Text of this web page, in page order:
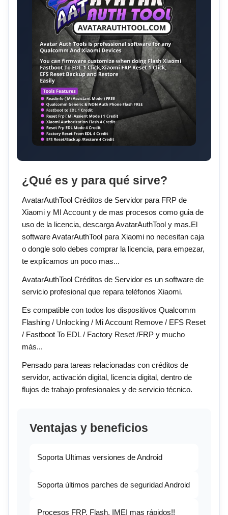
¿Qué es y para qué sirve?
AvatarAuthTool Créditos de Servidor para FRP de
Xiaomi y MI Account y de mas procesos como guia de
uso de la licencia, descarga AvatarAuthTool y mas.El
software AvatarAuthTool para Xiaomi no necesitan caja
o dongle solo debes comprar la licencia, para empezar,
te explicamos un poco mas...
AvatarAuthTool Créditos de Servidor es un software de
servicio profesional que repara teléfonos Xiaomi.
Es compatible con todos los dispositivos Qualcomm
Flashing / Unlocking / Mi Account Remove / EFS Reset
/ Fastboot To EDL / Factory Reset /FRP y mucho
más...
Pensado para tareas relacionadas con créditos de
servidor, activación digital, licencia digital, dentro de
flujos de trabajo profesionales y de servicio técnico.
Ventajas y beneficios
Soporta Ultimas versiones de Android
Soporta últimos parches de seguridad Android
Procesos FRP, Flash, IMEI mas rápidos!!